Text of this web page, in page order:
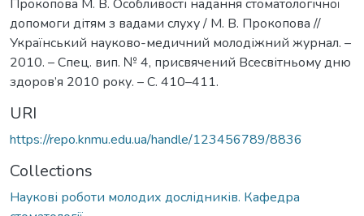
Прокопова М. В. Особливості надання стоматологічної
допомоги дітям з вадами слуху / М. В. Прокопова //
Український науково-медичний молодіжний журнал. –
2010. – Спец. вип. № 4, присвячений Всесвітньому дню
здоров’я 2010 року. – С. 410–411.
URI
https://repo.knmu.edu.ua/handle/123456789/8836
Collections
Наукові роботи молодих дослідників. Кафедра